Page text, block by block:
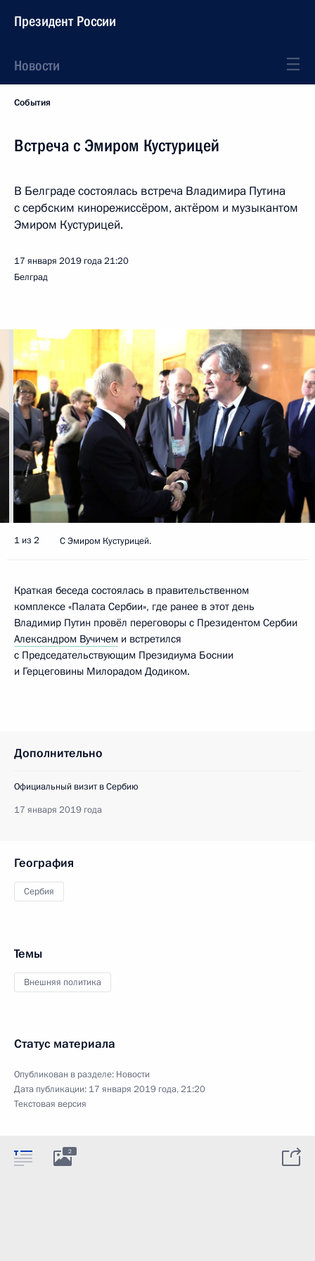
Президент России
Новости
События
Встреча с Эмиром Кустурицей
В Белграде состоялась встреча Владимира Путина
с сербским кинорежиссёром, актёром и музыкантом
Эмиром Кустурицей.
17 января 2019 года21:20
Белград
1 из 2 С Эмиром Кустурицей.
Краткая беседа состоялась в правительственном
комплексе «Палата Сербии», где ранее в этот день
Владимир Путин провёл переговоры с Президентом Сербии
Александром Вучичем и встретился
с Председательствующим Президиума Боснии
и Герцеговины Милорадом Додиком.
Дополнительно
Официальный визит в Сербию
17 января 2019 года
География
Сербия
Темы
Внешняя политика
Статус материала
Опубликован в разделе: Новости
Дата публикации: 17 января 2019 года, 21:20
Текстовая версия
2